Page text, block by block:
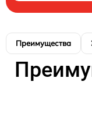
Преимущества